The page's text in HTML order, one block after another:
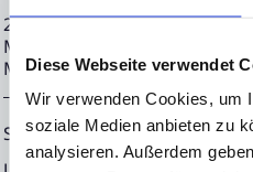
Diese Webseite verwendet
Wir verwenden Cookies, um
soziale Medien anbieten zu
analysieren. Außerdem
27.05.2024 CET/CEST Die
Meldepflichten, Corporate
Medienarchiv unter https://
Sprache: